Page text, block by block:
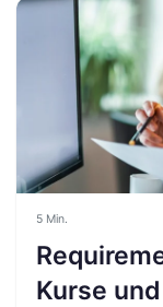
5 Min.
Kurse